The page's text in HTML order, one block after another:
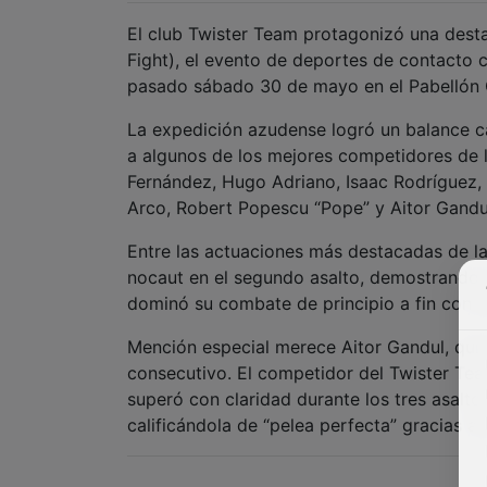
El club Twister Team protagonizó una
Fight), el evento de deportes de contacto
pasado sábado 30 de mayo en el Pabellón
La expedición azudense logró un balance
a algunos de los mejores competidores
Fernández, Hugo Adriano, Isaac
Arco, Robert Popescu “Pope” y Aitor
Entre las actuaciones más destacadas de
nocaut en el segundo asalto, demostrando
dominó su combate de principio a fin con
Mención especial merece Aitor Gandul,
consecutivo. El competidor del Twister
superó con claridad durante los tres
calificándola de “pelea perfecta” gracias